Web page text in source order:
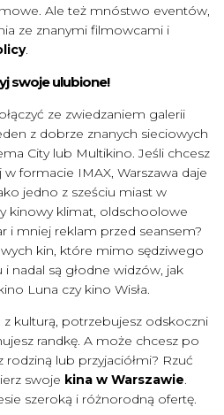
Ale też mnóstwo eventów,
ze znanymi filmowcami i
.
swoje ulubione!
ze zwiedzaniem galerii
z dobrze znanych sieciowych
City lub Multikino. Jeśli chcesz
w formacie IMAX, Warszawa daje
jedno z sześciu miast w
kinowy klimat, oldschoolowe
i mniej reklam przed seansem?
kin, które mimo sędziwego
nadal są głodne widzów, jak
Luna czy kino Wisła.
kulturą, potrzebujesz odskoczni
randkę. A może chcesz po
rodziną lub przyjaciółmi? Rzuć
swoje kina w Warszawie.
szeroką i różnorodną ofertę.